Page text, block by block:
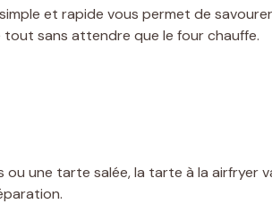
et rapide vous permet de
sans attendre que le four chauffe.
une tarte salée, la tarte à la airfryer